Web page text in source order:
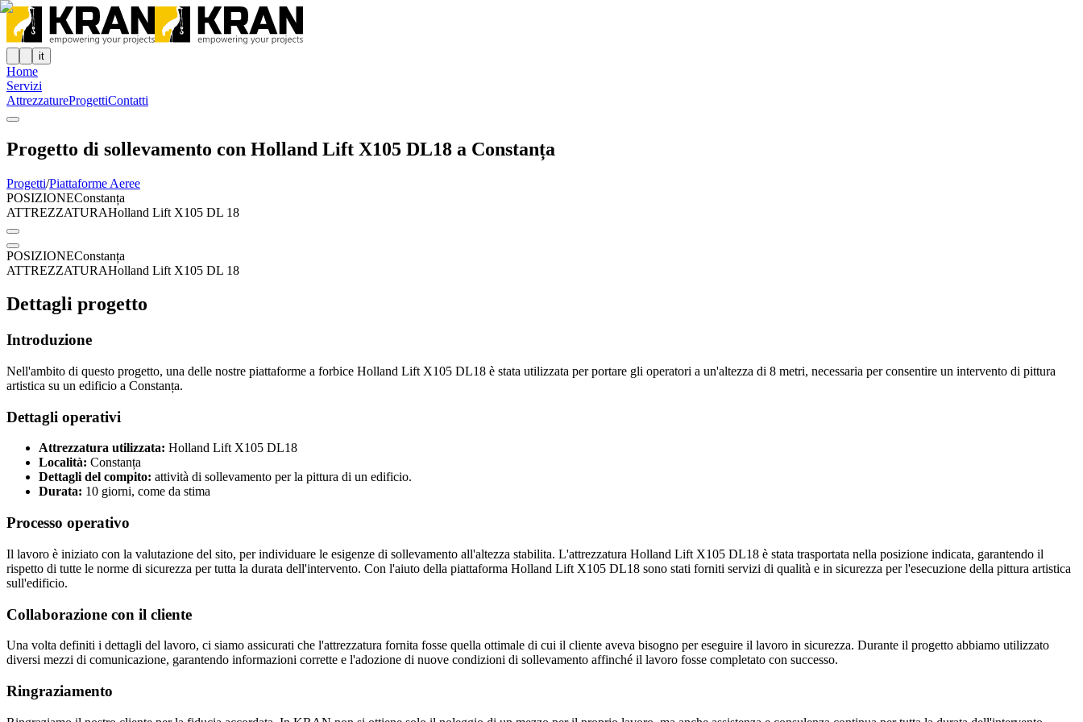
it
Home
Servizi
AttrezzatureProgettiContatti
Progetto di sollevamento con Holland Lift X105 DL18 a Constanța
Progetti/Piattaforme Aeree
POSIZIONEConstanța
ATTREZZATURAHolland Lift X105 DL 18
POSIZIONEConstanța
ATTREZZATURAHolland Lift X105 DL 18
Dettagli progetto
Introduzione
Nell'ambito di questo progetto, una delle nostre piattaforme a forbice Holland Lift X105 DL18 è stata utilizzata per portare gli operatori a un'altezza di 8 metri, necessaria per consentire un intervento di pittura
artistica su un edificio a Constanța.
Dettagli operativi
Attrezzatura utilizzata: Holland Lift X105 DL18
Località: Constanța
Dettagli del compito: attività di sollevamento per la pittura di un edificio.
Durata: 10 giorni, come da stima
Processo operativo
Il lavoro è iniziato con la valutazione del sito, per individuare le esigenze di sollevamento all'altezza stabilita. L'attrezzatura Holland Lift X105 DL18 è stata trasportata nella posizione indicata, garantendo il
rispetto di tutte le norme di sicurezza per tutta la durata dell'intervento. Con l'aiuto della piattaforma Holland Lift X105 DL18 sono stati forniti servizi di qualità e in sicurezza per l'esecuzione della pittura artistica
sull'edificio.
Collaborazione con il cliente
Una volta definiti i dettagli del lavoro, ci siamo assicurati che l'attrezzatura fornita fosse quella ottimale di cui il cliente aveva bisogno per eseguire il lavoro in sicurezza. Durante il progetto abbiamo utilizzato
diversi mezzi di comunicazione, garantendo informazioni corrette e l'adozione di nuove condizioni di sollevamento affinché il lavoro fosse completato con successo.
Ringraziamento